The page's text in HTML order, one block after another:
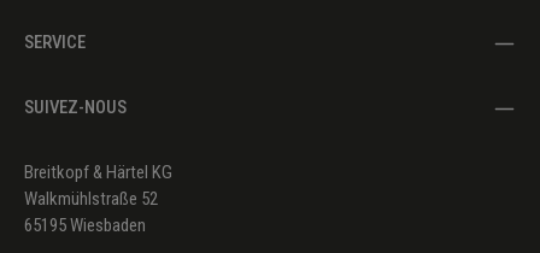
SERVICE
SUIVEZ-NOUS
Breitkopf & Härtel KG
Walkmühlstraße 52
65195 Wiesbaden